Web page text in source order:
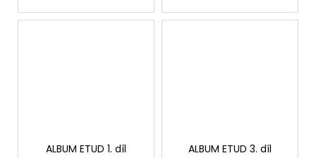
ALBUM ETUD 1. díl
ALBUM ETUD 3. díl